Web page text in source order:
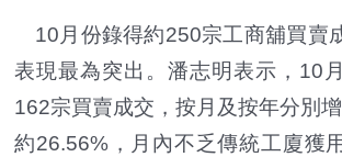
10月份錄得約250宗工商舖買賣
表現最為突出。潘志明表示，10
162宗買賣成交，按月及按年分別
約26.56%，月內不乏傳統工廈獲